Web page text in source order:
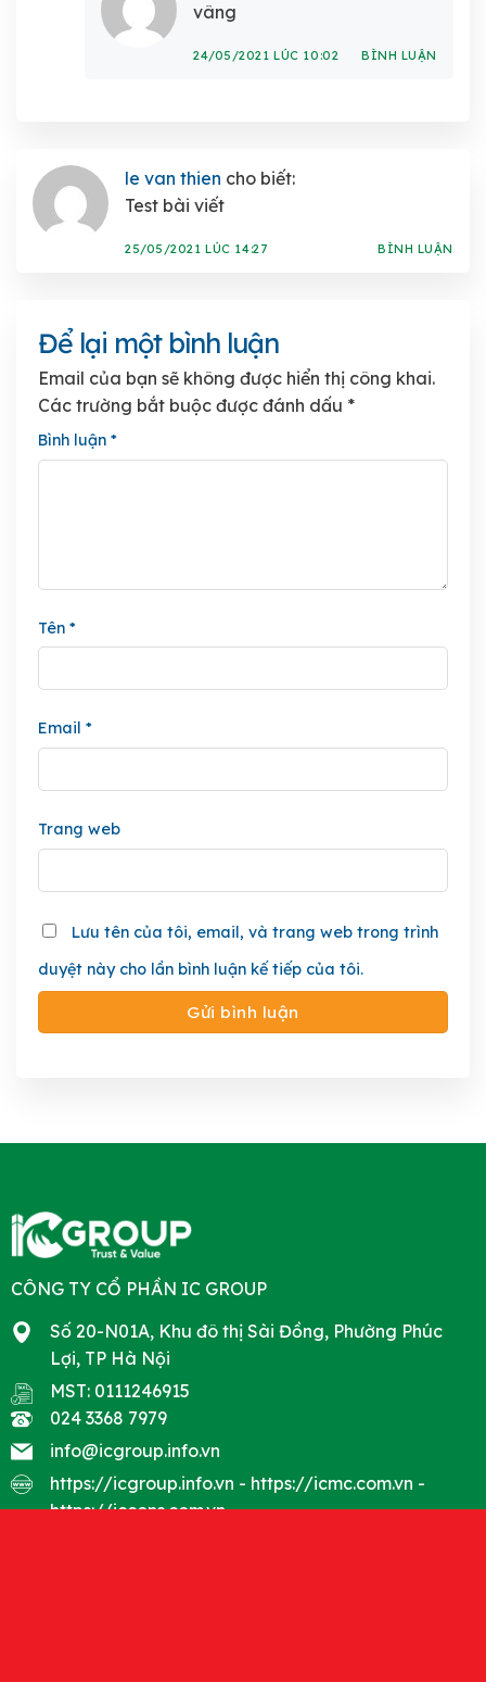
vâng
24/05/2021 LÚC 10:02 BÌNH LUẬN
le van thien cho biết:
Test bài viết
25/05/2021 LÚC 14:27 BÌNH LUẬN
Để lại một bình luận
Email của bạn sẽ không được hiển thị công khai.
Các trường bắt buộc được đánh dấu *
Bình luận *
Tên *
Email *
Trang web
Lưu tên của tôi, email, và trang web trong trình
duyệt này cho lần bình luận kế tiếp của tôi.
CÔNG TY CỔ PHẦN IC GROUP
Số 20-N01A, Khu đô thị Sài Đồng, Phường Phúc
Lợi, TP Hà Nội
MST: 0111246915
024 3368 7979
info@icgroup.info.vn
https://icgroup.info.vn - https://icmc.com.vn -
https://iccons.com.vn